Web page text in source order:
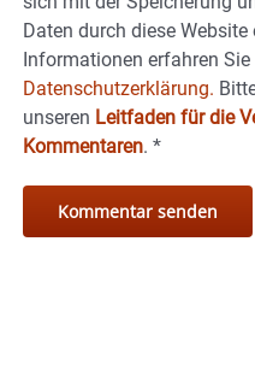
Daten durch diese
Informationen erfahren Sie
Datenschutzerklärung.
unseren Leitfaden für die
Kommentaren. *